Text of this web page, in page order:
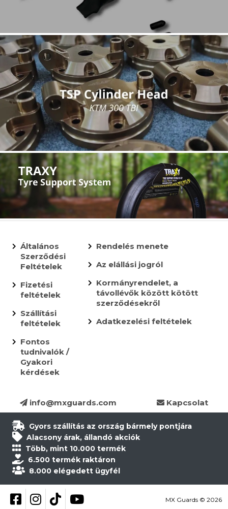
Általános
Szerződési
Feltételek
Fizetési
feltételek
Szállítási
feltételek
Fontos
tudnivalók /
Gyakori
kérdések
Rendelés menete
Az elállási jogról
Kormányrendelet, a
távollévők között kötött
szerződésekről
Adatkezelési feltételek
info@mxguards.com Kapcsolat
Gyors szállítás az ország bármely pontjára
Alacsony árak, állandó akciók
Több, mint 10.000 termék
6.500 termék raktáron
8.000 elégedett ügyfél
Kövess be Facebookon
Kövess be Instagramon
Kövess be TikTokon
YouTube MX Guards © 2026